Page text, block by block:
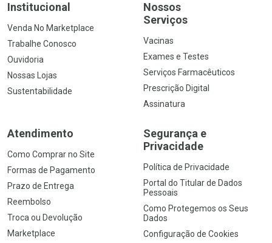
Institucional
Venda No Marketplace
Trabalhe Conosco
Ouvidoria
Nossas Lojas
Sustentabilidade
Nossos
Serviços
Vacinas
Exames e Testes
Serviços Farmacêuticos
Prescrição Digital
Assinatura
Atendimento
Como Comprar no Site
Formas de Pagamento
Prazo de Entrega
Reembolso
Troca ou Devolução
Marketplace
Segurança e
Privacidade
Política de Privacidade
Portal do Titular de Dados
Pessoais
Como Protegemos os Seus
Dados
Configuração de Cookies